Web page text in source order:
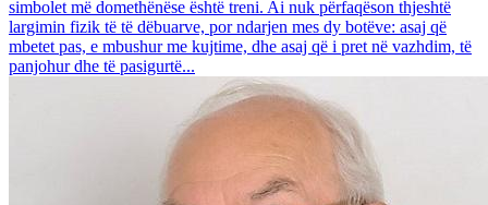
simbolet më domethënëse është treni. Ai nuk përfaqëson thjeshtë
largimin fizik të të dëbuarve, por ndarjen mes dy botëve: asaj që
mbetet pas, e mbushur me kujtime, dhe asaj që i pret në vazhdim, të
panjohur dhe të pasigurtë...